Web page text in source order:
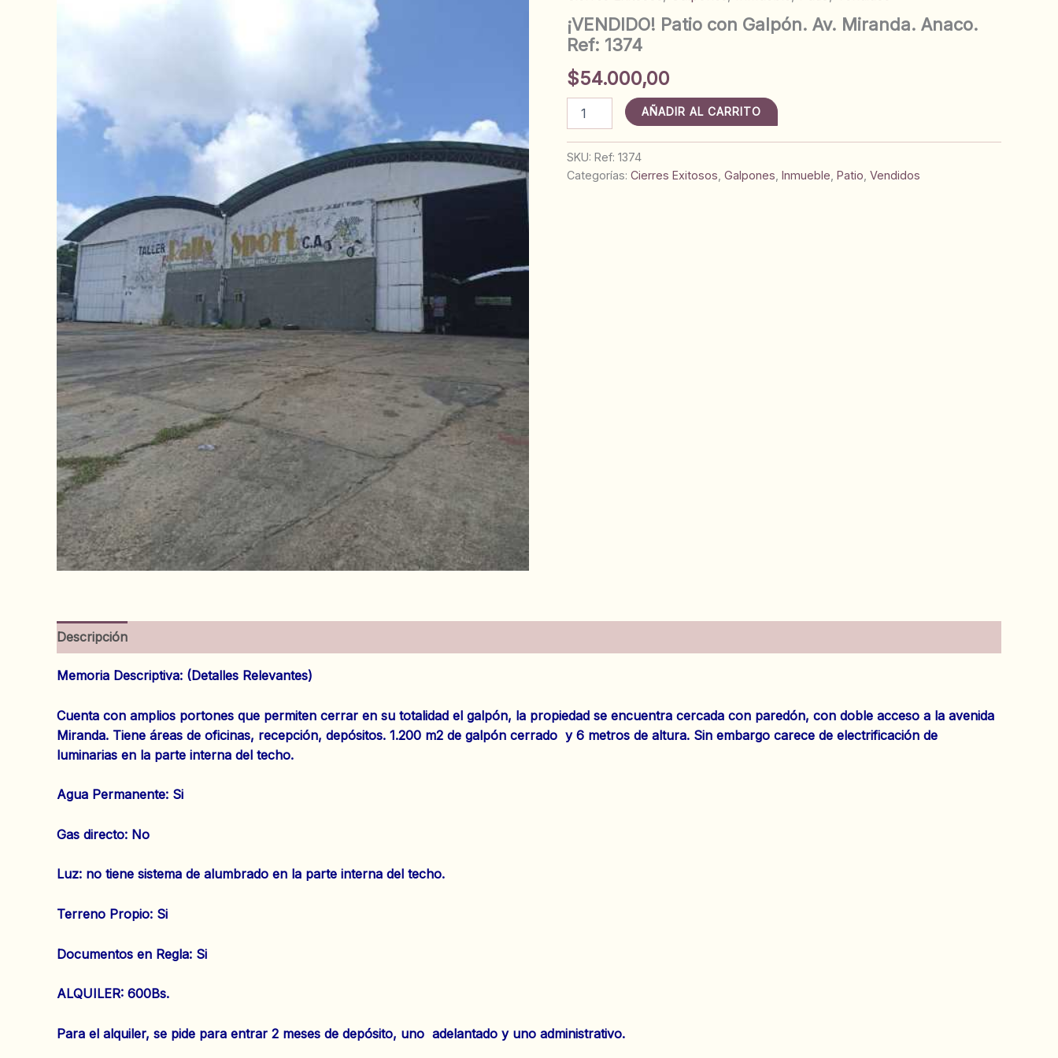
¡VENDIDO! Patio con Galpón. Av. Miranda. Anaco.
Ref: 1374
$54.000,00
Patio
Galpón.
Miranda.
AÑADIR AL CARRITO
SKU: Ref: 1374
Categorías: Cierres Exitosos Galpones Inmueble Patio Vendidos
Descripción
Memoria Descriptiva: (Detalles Relevantes)
Cuenta con amplios portones que permiten cerrar en su totalidad el galpón, la propiedad se encuentra cercada con paredón, con doble acceso a la avenida
Miranda. Tiene áreas de oficinas, recepción, depósitos. 1.200 m2 de galpón cerrado y 6 metros de altura. Sin embargo carece de electrificación de
luminarias en la parte interna del techo.
‌Agua Permanente: Si
‌Gas directo: No
‌Luz: no tiene sistema de alumbrado en la parte interna del techo.
‌Terreno Propio: Si
‌Documentos en Regla: Si
ALQUILER: 600Bs.
Para el alquiler, se pide para entrar 2 meses de depósito, uno adelantado y uno administrativo.